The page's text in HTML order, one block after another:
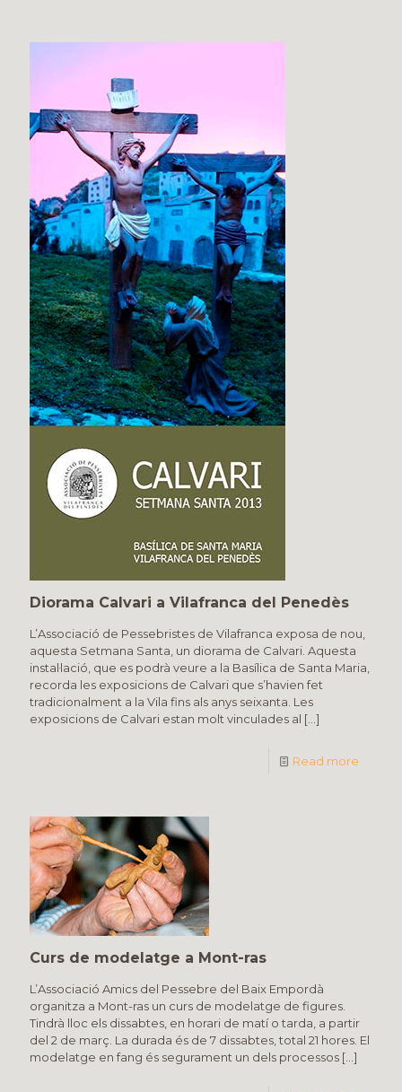
Diorama Calvari a Vilafranca del Penedès
L’Associació de Pessebristes de Vilafranca exposa de nou,
aquesta Setmana Santa, un diorama de Calvari. Aquesta
instal·lació, que es podrà veure a la Basílica de Santa Maria,
recorda les exposicions de Calvari que s’havien fet
tradicionalment a la Vila fins als anys seixanta. Les
exposicions de Calvari estan molt vinculades al […]
Read more
Curs de modelatge a Mont-ras
L’Associació Amics del Pessebre del Baix Empordà
organitza a Mont-ras un curs de modelatge de figures.
Tindrà lloc els dissabtes, en horari de matí o tarda, a partir
del 2 de març. La durada és de 7 dissabtes, total 21 hores. El
modelatge en fang és segurament un dels processos […]